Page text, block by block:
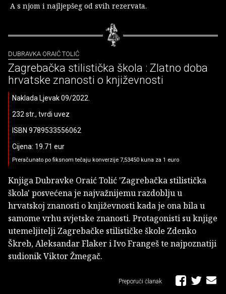
A s njom i najljepšeg od svih rezervata.
DUBRAVKA ORAIĆ TOLIĆ
Zagrebačka stilistička škola : Zlatno doba
hrvatske znanosti o književnosti
Naklada Ljevak 09/2022.
232 str., tvrdi uvez
ISBN 9789533556062
Cijena: 19.71 eur
Preračunato po fiksnom tečaju konverzije 7,53450 kuna za 1 euro
Knjiga Dubravke Oraić Tolić 'Zagrebačka stilistička
škola' posvećena je najvažnijemu razdoblju u
hrvatskoj znanosti o književnosti kada je ona bila u
samome vrhu svjetske znanosti. Protagonisti su knjige
utemeljitelji Zagrebačke stilističke škole Zdenko
Škreb, Aleksandar Flaker i Ivo Frangeš te najpoznatiji
sudionik Viktor Žmegač.
Preporuči članak